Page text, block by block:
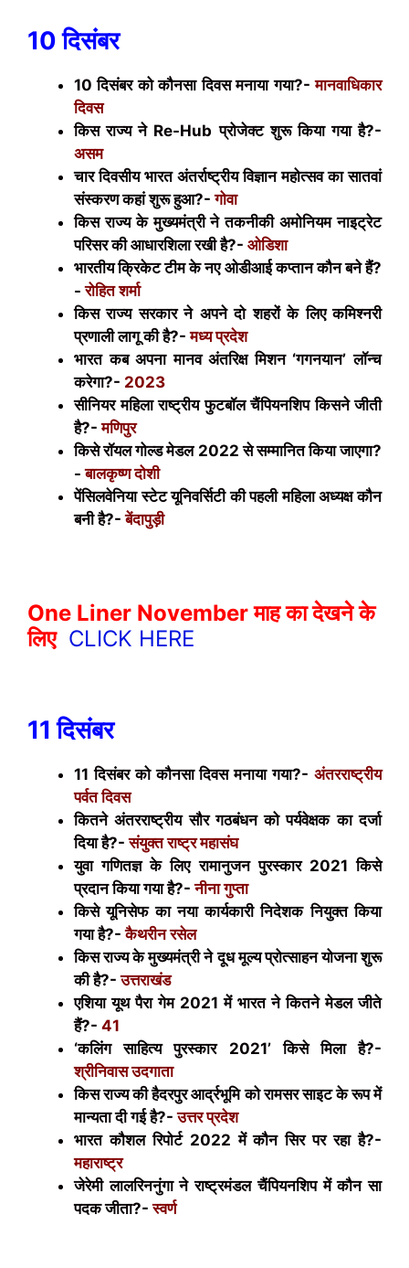
10 दिसंबर
10 दिसंबर को कौनसा दिवस मनाया गया?-मानवाधिकार
दिवस
किस राज्य ने Re-Hubप्रोजेक्ट शुरू किया गया है?-
असम
चार दिवसीय भारत अंतर्राष्ट्रीय विज्ञान महोत्सव का सातवां
संस्करण कहां शुरू हुआ?-गोवा
किस राज्य के मुख्यमंत्री ने तकनीकी अमोनियम नाइट्रेट
परिसर की आधारशिला रखी है?- ओडिशा
भारतीय क्रिकेट टीम के नए ओडीआई कप्तान कौन बने हैं?
-रोहित शर्मा
किस राज्य सरकार ने अपने दो शहरों के लिए कमिश्नरी
प्रणाली लागू की है?-मध्य प्रदेश
भारत कब अपना मानव अंतरिक्ष मिशन ‘गगनयान’ लॉन्च
करेगा?- 2023
सीनियर महिला राष्ट्रीय फुटबॉल चैंपियनशिप किसने जीती
है?-मणिपुर
किसे रॉयल गोल्ड मेडल 2022 से सम्मानित किया जाएगा?
-बालकृष्ण दोशी
पेंसिलवेनिया स्टेट यूनिवर्सिटी की पहली महिला अध्यक्ष कौन
बनी है?-बेंदापुड़ी
One Liner November माह का देखने के
लिए CLICK HERE
11 दिसंबर
11 दिसंबर को कौनसा दिवस मनाया गया?- अंतरराष्ट्रीय
पर्वत दिवस
कितने अंतरराष्ट्रीय सौर गठबंधन को पर्यवेक्षक का दर्जा
दिया है?-संयुक्त राष्ट्र महासंघ
युवा गणितज्ञ के लिए रामानुजन पुरस्कार 2021 किसे
प्रदान किया गया है?-नीना गुप्ता
किसे यूनिसेफ का नया कार्यकारी निदेशक नियुक्त किया
गया है?-कैथरीन रसेल
किस राज्य के मुख्यमंत्री ने दूध मूल्य प्रोत्साहन योजना शुरू
की है?-उत्तराखंड
एशिया यूथ पैरा गेम 2021 में भारत ने कितने मेडल जीते
हैं?- 41
‘कलिंग साहित्य पुरस्कार 2021’ किसे मिला है?-
श्रीनिवास उदगाता
किस राज्य की हैदरपुर आर्द्रभूमि को रामसर साइट के रूप में
मान्यता दी गई है?-उत्तर प्रदेश
भारत कौशल रिपोर्ट 2022 में कौन सिर पर रहा है?-
महाराष्ट्र
जेरेमी लालरिननुंगा ने राष्ट्रमंडल चैंपियनशिप में कौन सा
पदक जीता?-स्वर्ण